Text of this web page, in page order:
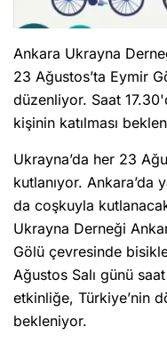
Ankara Ukrayna
23 Ağustos’ta Eymir
düzenliyor. Saat
kişinin katılması
Ukrayna’da her 23
kutlanıyor. Ankara’da
da coşkuyla
Ukrayna Derneği
Gölü çevresinde
Ağustos Salı günü
etkinliğe, Türkiye’nin
bekleniyor.